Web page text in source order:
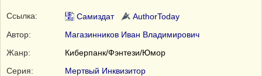
Ссылка: Самиздат
AuthorToday
Автор:
Магазинников Иван Владимирович
Жанр:
Киберпанк/Фэнтези/Юмор
Серия:
Мертвый Инквизитор